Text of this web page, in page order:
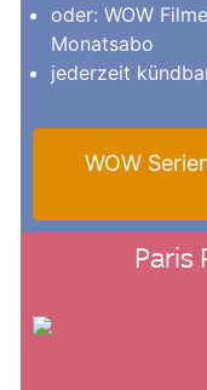
oder: WOW
Monatsabo
jederzeit
WOW
Paris